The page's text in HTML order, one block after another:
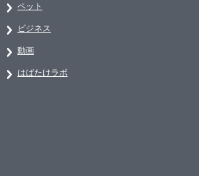
ペット
ビジネス
動画
はばたけラボ